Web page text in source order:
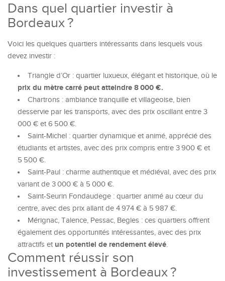
Dans quel quartier investir à
Bordeaux ?
Voici les quelques quartiers intéressants dans lesquels vous
devez investir :
Triangle d’Or : quartier luxueux, élégant et historique, où le
prix du mètre carré peut atteindre 8 000 €.
Chartrons : ambiance tranquille et villageoise, bien
desservie par les transports, avec des prix oscillant entre 3
000 € et 6 500 €.
Saint-Michel : quartier dynamique et animé, apprécié des
étudiants et artistes, avec des prix compris entre 3 900 € et
5 500 €.
Saint-Paul : charme authentique et médiéval, avec des prix
variant de 3 000 € à 5 000 €.
Saint-Seurin Fondaudege : quartier animé au cœur du
centre, avec des prix allant de 4 974 € à 5 987 €.
Mérignac, Talence, Pessac, Begles : ces quartiers offrent
également des opportunités intéressantes, avec des prix
attractifs et un potentiel de rendement élevé.
Comment réussir son
investissement à Bordeaux ?